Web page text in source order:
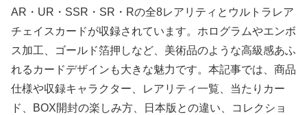
AR・UR・SSR・SR・Rの全8レアリティとウルトラレア
チェイスカードが収録されています。ホログラムやエンボ
ス加工、ゴールド箔押しなど、美術品のような高級感あふ
れるカードデザインも大きな魅力です。本記事では、商品
仕様や収録キャラクター、レアリティ一覧、当たりカー
ド、BOX開封の楽しみ方、日本版との違い、コレクショ